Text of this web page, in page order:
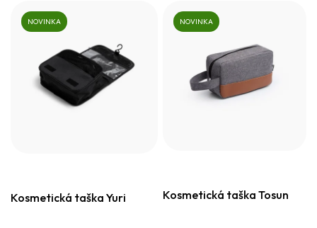
NOVINKA
Kosmetická taška Yuri
NOVINKA
Kosmetická taška Tosun